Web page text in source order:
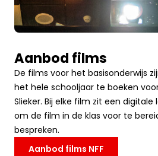
Aanbod films
De films voor het basisonderwijs
het hele schooljaar te boeken
Slieker. Bij elke film zit een
om de film in de klas voor te
bespreken.
Aanbod films NFF